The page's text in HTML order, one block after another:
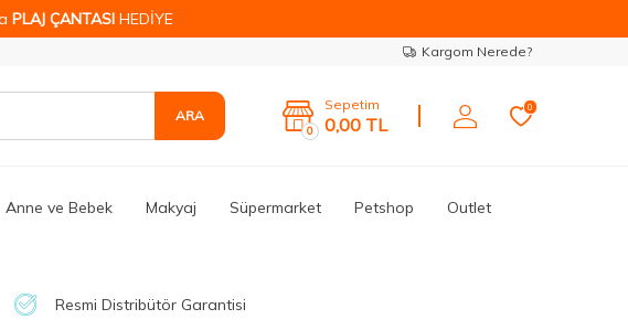
PLAJ ÇANTASI HEDİYE
Kargom Nerede?
ARA
0
Sepetim
0,00 TL
0
Anne ve Bebek Makyaj Süpermarket Petshop Outlet
Resmi Distribütör Garantisi